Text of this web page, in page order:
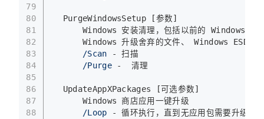
79
80
81
82
83
84
85
86
87
88
  PurgeWindowsSetup [参数]
Windows 安装清理，包括以前的 Windows 安
Windows 升级舍弃的文件、 Windows ESD 安
/Scan - 扫描
/Purge -  清理
  UpdateAppXPackages [可选参数]
      Windows 商店应用一键升级
/Loop - 循环执行，直到无应用包需要升级再